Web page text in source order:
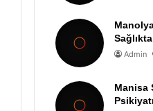
Admin
Manisa